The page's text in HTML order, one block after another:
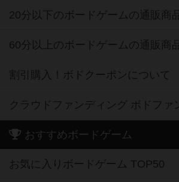
60分以上のボードゲームの通販商品
割引購入！ボドクーポンについて
クラウドファンディング ボドファン
おすすめボードゲーム
お気に入りボードゲーム TOP50
興味ありボードゲーム TOP50